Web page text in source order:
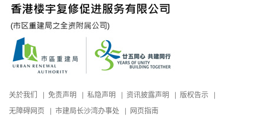
关於我们 免责声明 私隐声明 资讯披露声明
版权告示
无障碍网页
市建局长沙湾办事处 网页指南